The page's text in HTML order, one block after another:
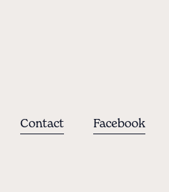
Contact Facebook